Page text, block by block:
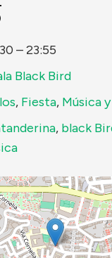
–23:55
Black Bird
, Fiesta, Música
, black